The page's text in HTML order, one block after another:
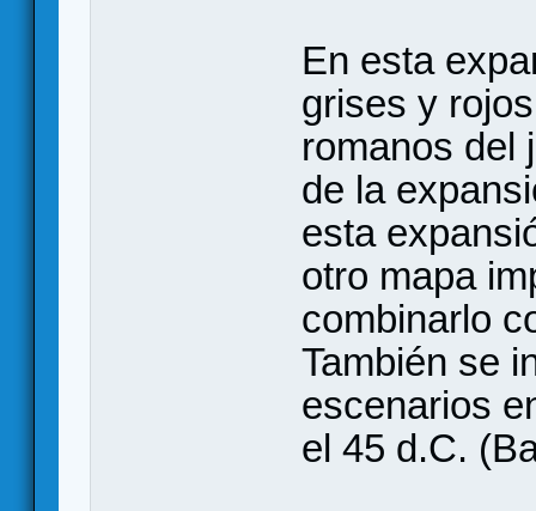
En esta
grises y
romanos del
de la
esta
otro mapa
combinarlo
También se
escenarios
el 45 d.C.